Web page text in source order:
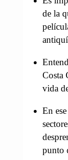
de la
Costa
vida
En
punto